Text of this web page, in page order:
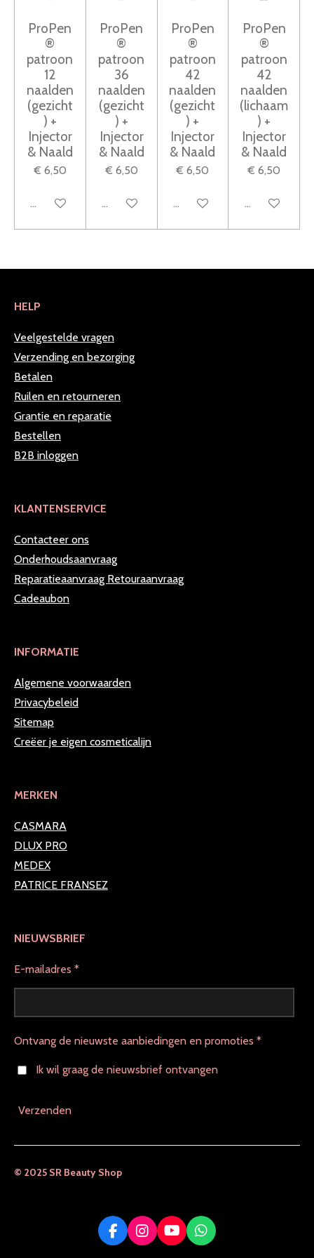
n
n
ProPen
®
patroon
12
naalden
(gezicht
) +
Injector
& Naald
€ 6,50
Houd mij op de hoogte
ProPen
®
patroon
36
naalden
(gezicht
) +
Injector
& Naald
€ 6,50
Houd mij op de hoogte
ProPen
®
patroon
42
naalden
(gezicht
) +
Injector
& Naald
€ 6,50
Houd mij op de hoogte
ProPen
®
patroon
42
naalden
(lichaam
) +
Injector
& Naald
€ 6,50
Houd mij op
HELP
Veelgestelde vragen
Verzending en bezorging
Betalen
Ruilen en retourneren
Grantie en reparatie
Bestellen
B2B inloggen
KLANTENSERVICE
Contacteer ons
Onderhoudsaanvraag
Reparatieaanvraag Retouraanvraag
Cadeaubon
INFORMATIE
Algemene voorwaarden
Privacybeleid
Sitemap
Creëer je eigen cosmeticalijn
MERKEN
CASMARA
DLUX PRO
MEDEX
PATRICE FRANSEZ
NIEUWSBRIEF
E-mailadres *
Ontvang de nieuwste aanbiedingen en promoties *
Ik wil graag de nieuwsbrief ontvangen
Verzenden
© 2025 SR Beauty Shop
F
a
I
n
Y
o
W
h